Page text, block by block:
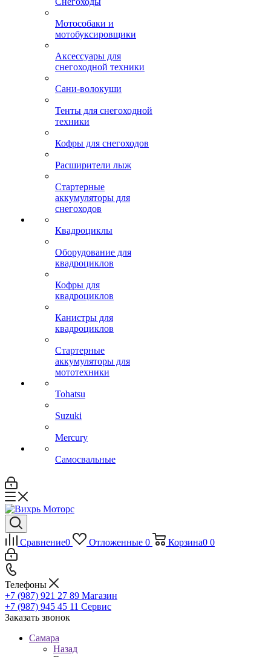
Мотособаки и
мотобуксировщики
Аксессуары для
снегоходной техники
Сани-волокуши
Тенты для снегоходной
техники
Кофры для снегоходов
Расширители лыж
Стартерные
аккумуляторы для
снегоходов
Квадроциклы
Оборудование для
квадроциклов
Кофры для
квадроциклов
Канистры для
квадроциклов
Стартерные
аккумуляторы для
мототехники
Tohatsu
Suzuki
Mercury
Самосвальные
Сравнение0 Отложенные 0 Корзина0 0
Телефоны
+7 (987) 921 27 89 Магазин
+7 (987) 945 45 11 Сервис
Заказать звонок
Самара
Назад